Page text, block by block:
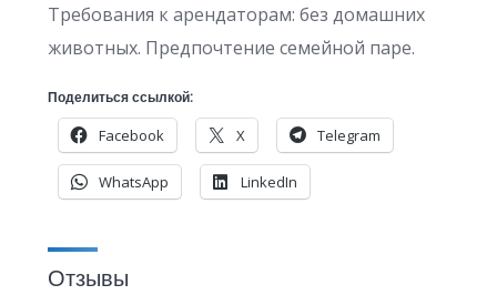
Требования к арендаторам: без домашних
животных. Предпочтение семейной паре.
Поделиться ссылкой:
Facebook X Telegram
WhatsApp LinkedIn
Отзывы